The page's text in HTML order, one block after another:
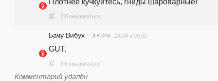
# ! Пожаловаться
Бачу Вибух — (63723) 24.04 в 09:02
GUT.
# ! Пожаловаться
Комментарий удалён